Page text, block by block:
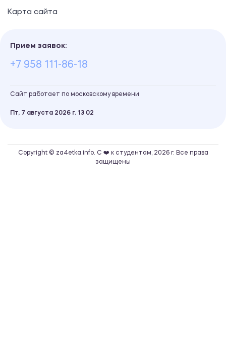
Карта сайта
Прием заявок:
+7 958 111-86-18
Сайт работает по московскому времени
Пт, 7 августа 2026 г. 13 02
Copyright © za4etka.info. С ❤️ к студентам, 2026 г. Все права
защищены